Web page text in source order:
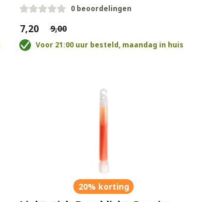
0 beoordelingen
€7,20 €9,00
Voor 21:00 uur besteld, maandag in huis
20% korting